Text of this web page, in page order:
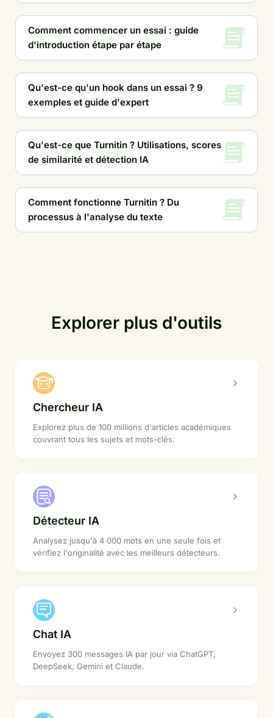
Comment commencer un essai : guide
d'introduction étape par étape
Qu'est-ce qu'un hook dans un essai ? 9
exemples et guide d'expert
Qu'est-ce que Turnitin ? Utilisations, scores
de similarité et détection IA
Comment fonctionne Turnitin ? Du
processus à l'analyse du texte
Explorer plus d'outils
Chercheur IA
Explorez plus de 100 millions d'articles académiques
couvrant tous les sujets et mots-clés.
Détecteur IA
Analysez jusqu'à 4 000 mots en une seule fois et
vérifiez l'originalité avec les meilleurs détecteurs.
Chat IA
Envoyez 300 messages IA par jour via ChatGPT,
DeepSeek, Gemini et Claude.